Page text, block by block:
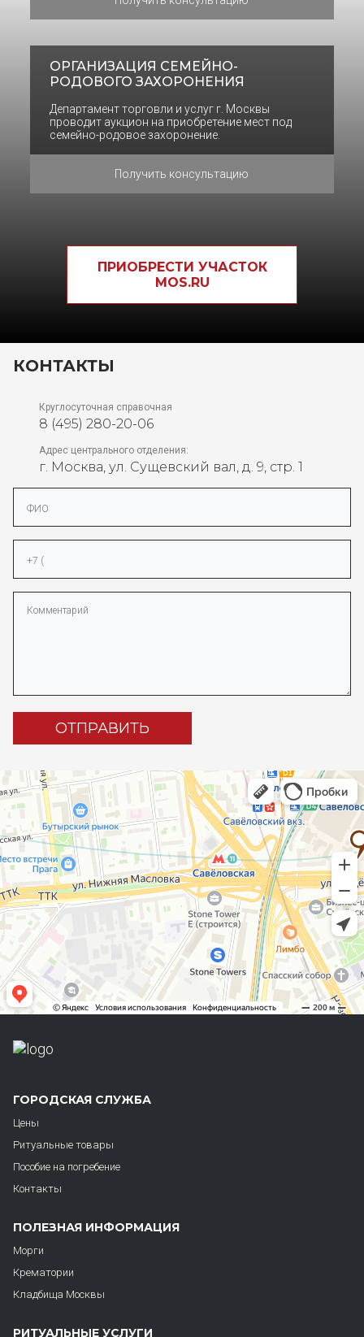
ОРГАНИЗАЦИЯ СЕМЕЙНО-
РОДОВОГО ЗАХОРОНЕНИЯ
Департамент торговли и услуг г. Москвы
проводит аукцион на приобретение мест под
семейно-родовое захоронение.
Получить консультацию
ПРИОБРЕСТИ УЧАСТОК
MOS.RU
КОНТАКТЫ
Круглосуточная справочная
8 (495) 280-20-06
Адрес центрального отделения:
г. Москва, ул. Cущевский вал, д. 9, стр. 1
ГОРОДСКАЯ СЛУЖБА
Цены
Ритуальные товары
Пособие на погребение
Контакты
ПОЛЕЗНАЯ ИНФОРМАЦИЯ
Морги
Крематории
Кладбища Москвы
РИТУАЛЬНЫЕ УСЛУГИ